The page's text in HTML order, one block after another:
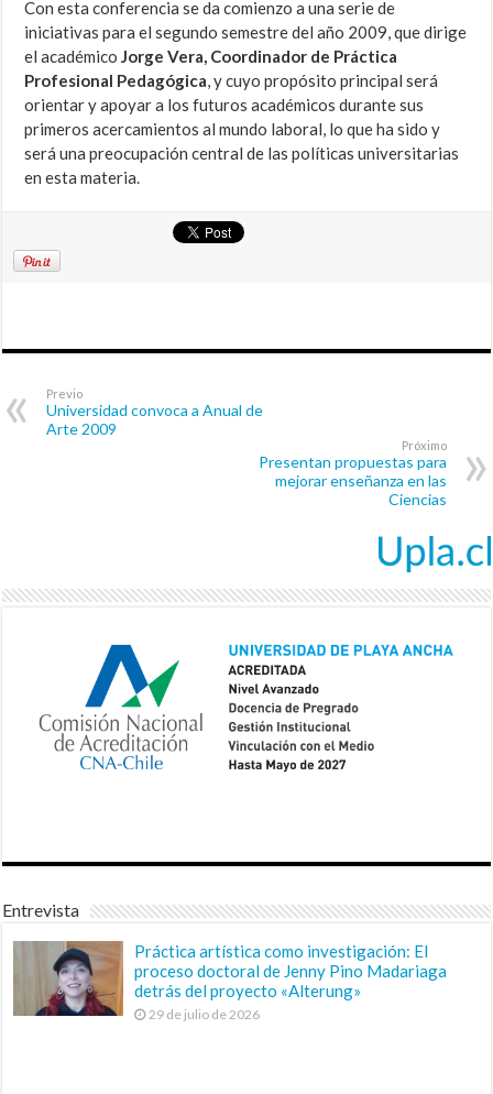
Con esta conferencia se da comienzo a una serie de
iniciativas para el segundo semestre del año 2009, que dirige
el académicoJorge Vera, Coordinador de Práctica
Profesional Pedagógica, y cuyo propósito principal será
orientar y apoyar a los futuros académicos durante sus
primeros acercamientos al mundo laboral, lo que ha sido y
será una preocupación central de las políticas universitarias
en esta materia.
Previo
Universidad convoca a Anual de
Arte 2009
Próximo
Presentan propuestas para
mejorar enseñanza en las
Ciencias
Entrevista
Práctica artística como investigación: El
proceso doctoral de Jenny Pino Madariaga
detrás del proyecto «Alterung»
29 de julio de 2026